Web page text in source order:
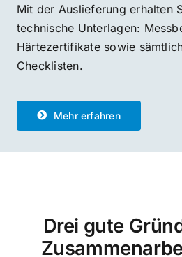
Mit der Auslieferung erhalten
technische Unterlagen:
Härtezertifikate sowie
Checklisten.
Mehr erfahren
Drei gute